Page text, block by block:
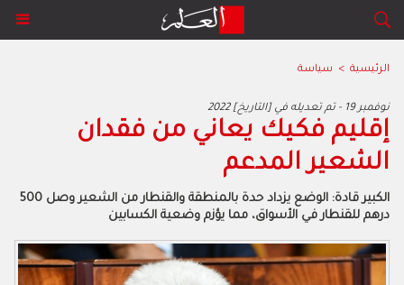
الرئيسية > سياسة
2022 نوفمبر 19 - تم تعديله في [التاريخ]
إقليم فكيك يعاني من فقدان
الشعير المدعم
الكبير قادة: الوضع يزداد حدة بالمنطقة والقنطار من الشعير وصل 500
درهم للقنطار في الأسواق، مما يؤزم وضعية الكسابين